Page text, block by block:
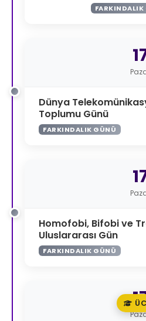
FARKINDALIK
Dünya
Toplumu Günü
FARKINDALIK GÜNÜ
Homofobi, Bifobi ve
Uluslararası Gün
FARKINDALIK GÜNÜ